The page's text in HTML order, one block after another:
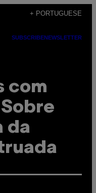
+ PORTUGUESE
SUBSCRIBENEWSLETTER
com
da